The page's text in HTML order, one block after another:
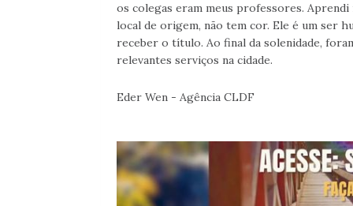
os colegas eram meus professores.
local de origem, não tem cor. Ele é um ser
receber o título. Ao final da solenidade,
relevantes serviços na cidade.
Eder Wen - Agência CLDF